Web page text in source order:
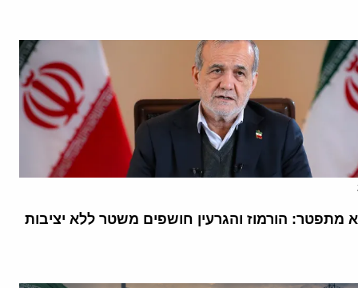
מתפטר: הורמוז והגרעין חושפים משטר ללא יציבות